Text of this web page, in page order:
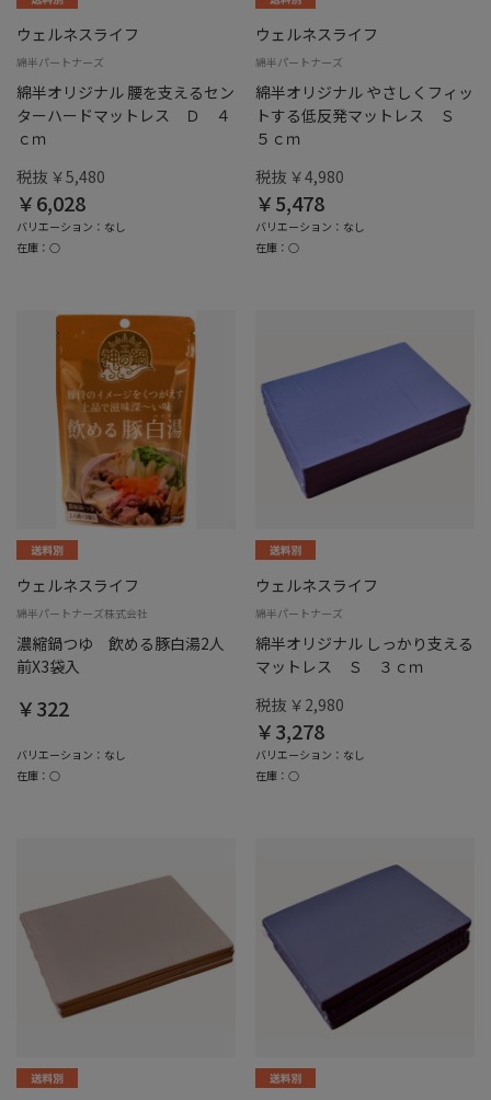
ウェルネスライフ
綿半パートナーズ
綿半オリジナル 腰を支えるセン
ターハードマットレス Ｄ ４
ｃｍ
税抜 ￥5,480
￥6,028
バリエーション：なし
在庫：○
ウェルネスライフ
綿半パートナーズ
綿半オリジナル やさしくフィッ
トする低反発マットレス Ｓ
５ｃｍ
税抜 ￥4,980
￥5,478
バリエーション：なし
在庫：○
ウェルネスライフ
綿半パートナーズ株式会社
濃縮鍋つゆ 飲める豚白湯2人
前X3袋入
￥322
バリエーション：なし
在庫：○
ウェルネスライフ
綿半パートナーズ
綿半オリジナル しっかり支える
マットレス Ｓ ３ｃｍ
税抜 ￥2,980
￥3,278
バリエーション：なし
在庫：○